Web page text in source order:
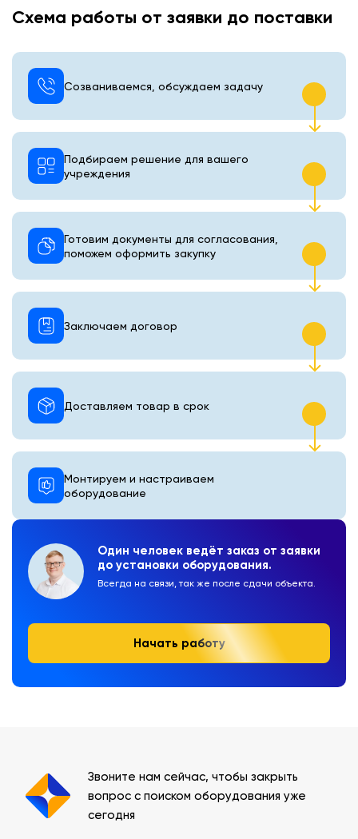
Схема работы от заявки до поставки
Один человек ведёт заказ от заявки
до установки оборудования.
Всегда на связи, так же после сдачи объекта.
Начать работу
Созваниваемся, обсуждаем задачу
Подбираем решение для вашего
учреждения
Готовим документы для согласования,
поможем оформить закупку
Монтируем и настраиваем
оборудование
Доставляем товар в срок
Заключаем договор
Звоните нам сейчас, чтобы закрыть
вопрос с поиском оборудования уже
сегодня